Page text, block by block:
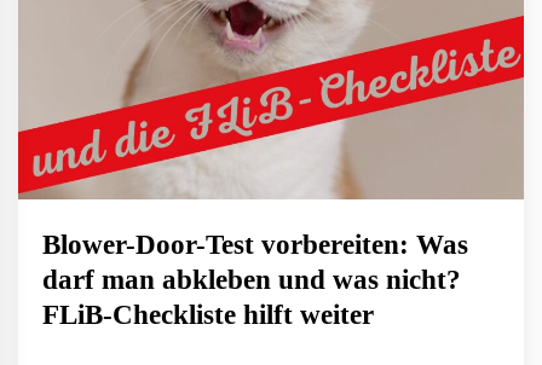
Blower-Door-Test vorbereiten: Was
darf man abkleben und was nicht?
FLiB-Checkliste hilft weiter